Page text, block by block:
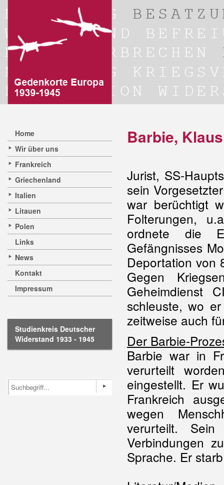
Home
Wir über uns
Frankreich
Griechenland
Italien
Litauen
Polen
Links
News
Kontakt
Impressum
Studienkreis Deutscher
Widerstand 1933 - 1945
Barbie,
Jurist, SS-
sein
war berüchtigt
Folterungen,
ordnete die
Gefängnisses
Deportation von
Gegen
Geheimdienst
schleuste, wo
zeitweise auch
Der Barbie-
Barbie war in
verurteilt
eingestellt. Er
Frankreich
wegen
verurteilt.
Verbindungen
Sprache. Er